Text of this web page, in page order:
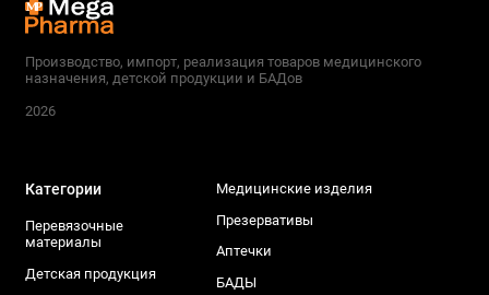
Производство, импорт, реализация товаров медицинского
назначения, детской продукции и БАДов
2026
Категории
Перевязочные
материалы
Детская продукция
Медицинские изделия
Презервативы
Аптечки
БАДЫ